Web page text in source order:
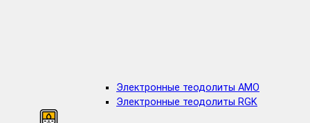
Электронные теодолиты AMO
Электронные теодолиты RGK